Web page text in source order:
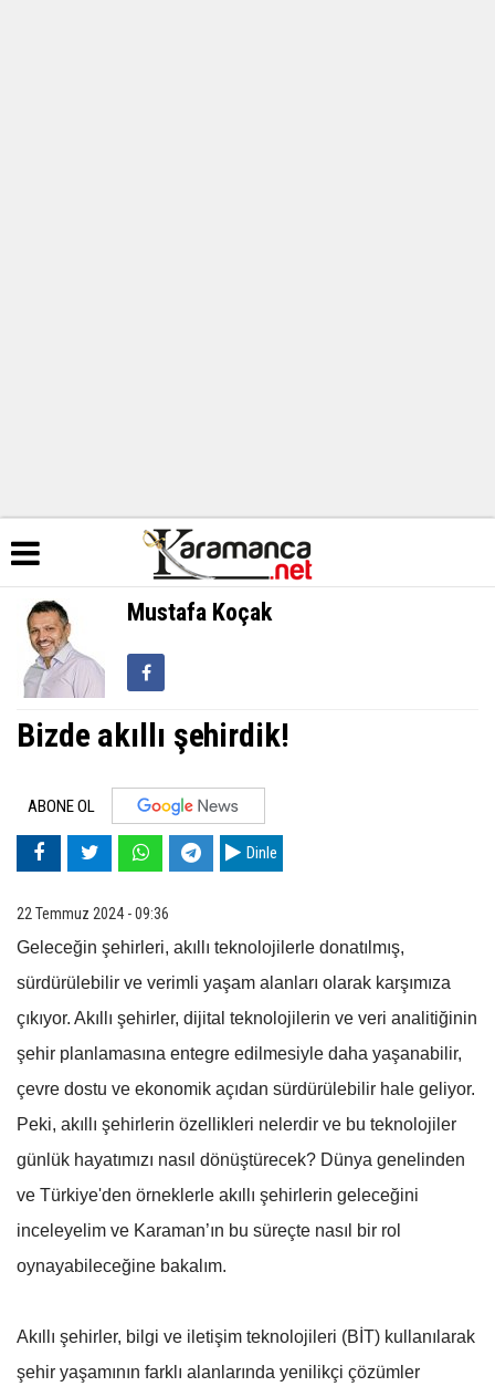
Mustafa Koçak
Bizde akıllı şehirdik!
ABONE OL
Dinle
22 Temmuz 2024 - 09:36
Geleceğin şehirleri, akıllı teknolojilerle donatılmış,
sürdürülebilir ve verimli yaşam alanları olarak karşımıza
çıkıyor. Akıllı şehirler, dijital teknolojilerin ve veri analitiğinin
şehir planlamasına entegre edilmesiyle daha yaşanabilir,
çevre dostu ve ekonomik açıdan sürdürülebilir hale geliyor.
Peki, akıllı şehirlerin özellikleri nelerdir ve bu teknolojiler
günlük hayatımızı nasıl dönüştürecek? Dünya genelinden
ve Türkiye'den örneklerle akıllı şehirlerin geleceğini
inceleyelim ve Karaman’ın bu süreçte nasıl bir rol
oynayabileceğine bakalım.
Akıllı şehirler, bilgi ve iletişim teknolojileri (BİT) kullanılarak
şehir yaşamının farklı alanlarında yenilikçi çözümler